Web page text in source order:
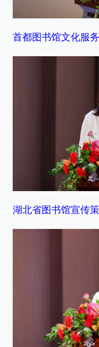
首都图书馆文化服
湖北省图书馆宣传